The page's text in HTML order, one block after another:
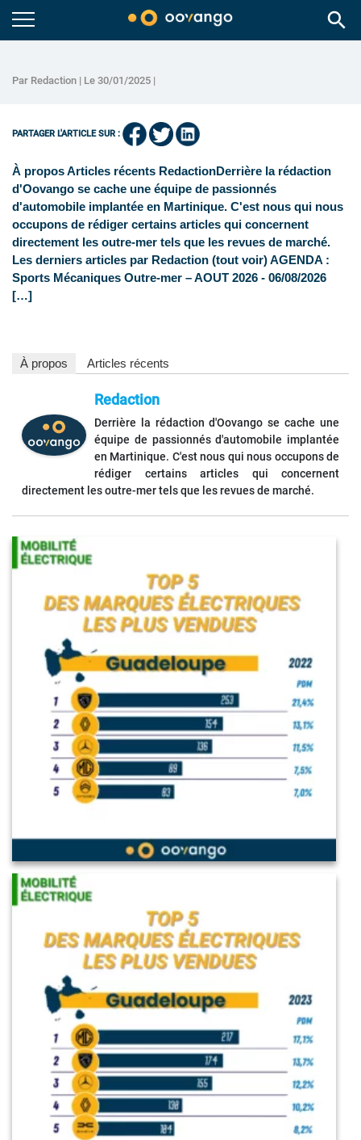
search
Par Redaction | Le 30/01/2025 |
PARTAGER L'ARTICLE SUR :
À propos Articles récents RedactionDerrière la rédaction
d'Oovango se cache une équipe de passionnés
d'automobile implantée en Martinique. C'est nous qui nous
occupons de rédiger certains articles qui concernent
directement les outre-mer tels que les revues de marché.
Les derniers articles par Redaction (tout voir) AGENDA :
Sports Mécaniques Outre-mer – AOUT 2026 - 06/08/2026
[…]
À propos Articles récents
Redaction
Derrière la rédaction d'Oovango se cache une
équipe de passionnés d'automobile implantée
en Martinique. C'est nous qui nous occupons de
rédiger certains articles qui concernent
directement les outre-mer tels que les revues de marché.